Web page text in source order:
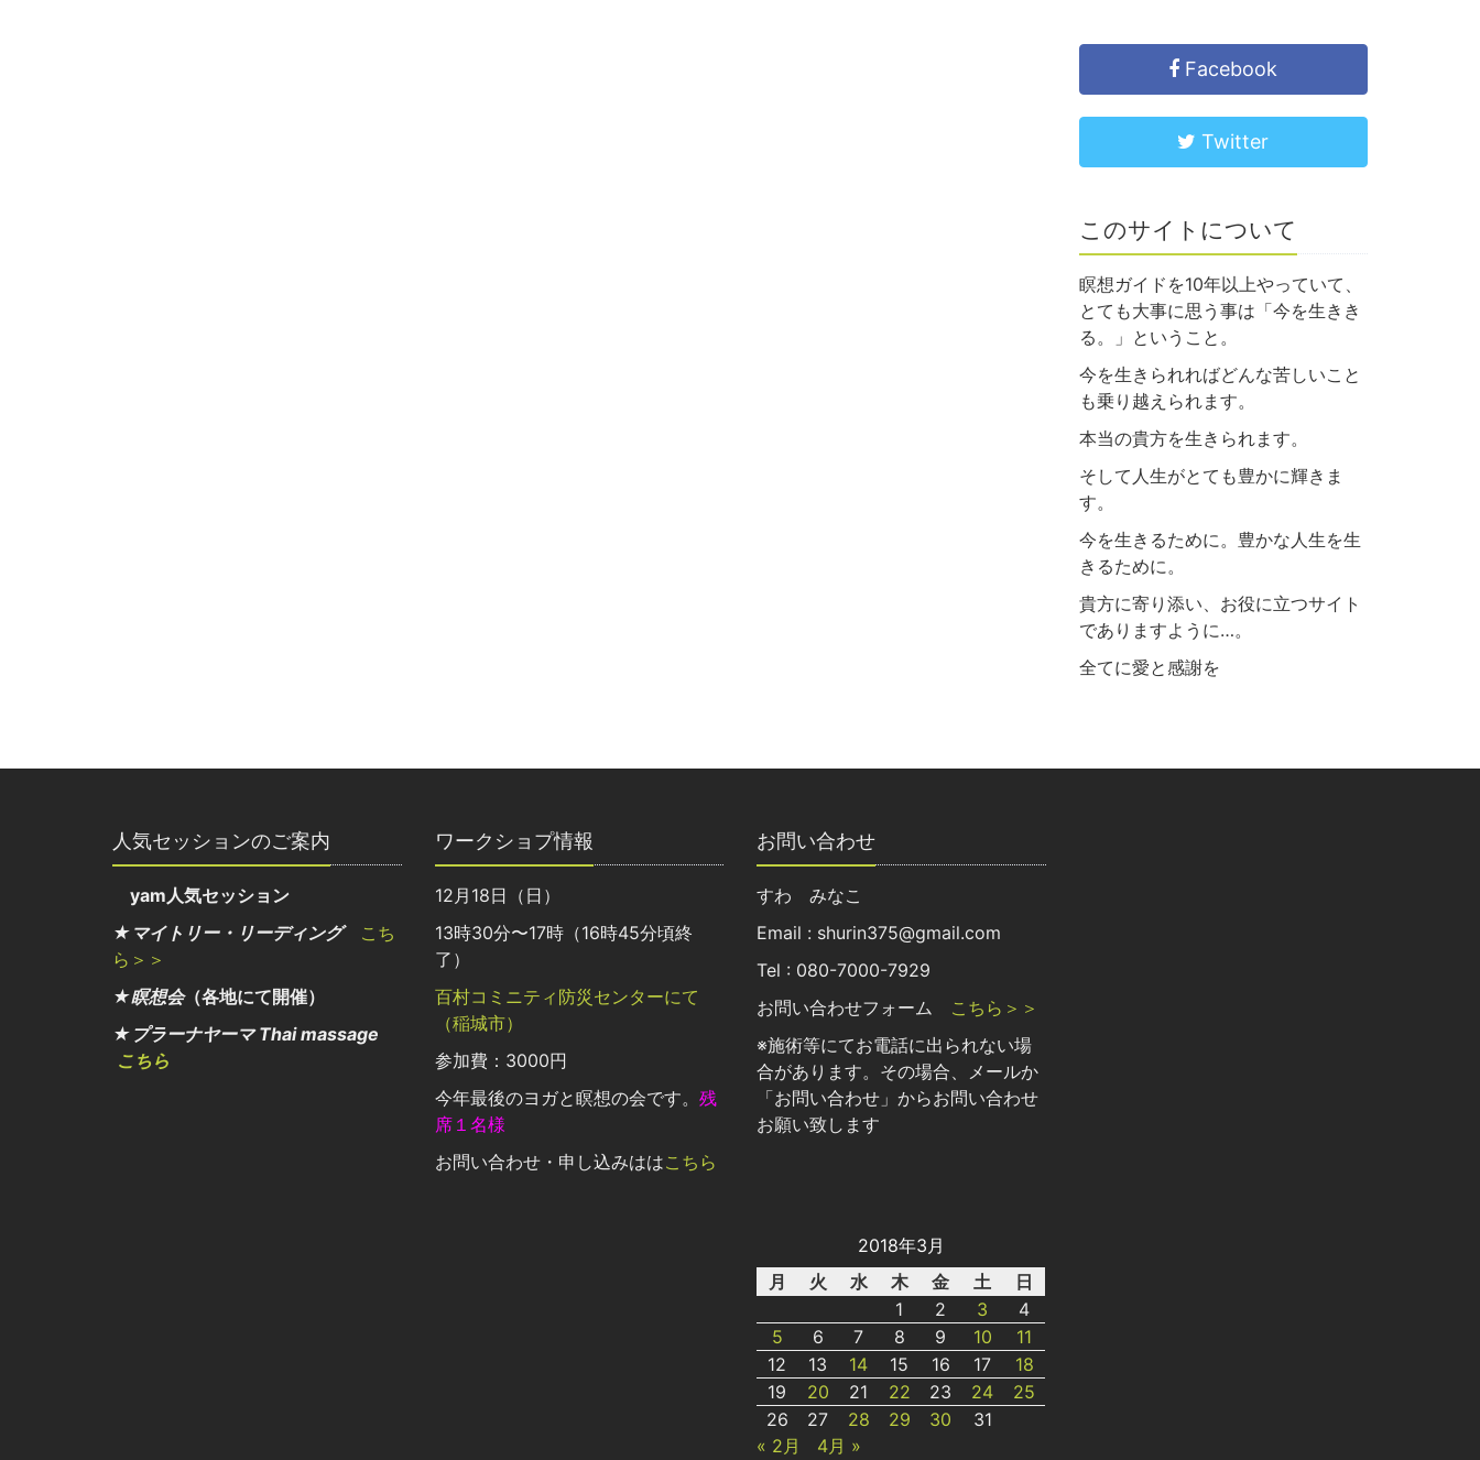
Facebook
Twitter
このサイトについて
瞑想ガイドを10年以上やっていて、
とても大事に思う事は「今を生きき
る。」ということ。
今を生きられればどんな苦しいこと
も乗り越えられます。
本当の貴方を生きられます。
そして人生がとても豊かに輝きま
す。
今を生きるために。豊かな人生を生
きるために。
貴方に寄り添い、お役に立つサイト
でありますように…。
全てに愛と感謝を
人気セッションのご案内
yam人気セッション
★マイトリー・リーディング
こち
ら＞＞
★瞑想会（各地にて開催）
★プラーナヤーマ Thai massage
こちら
ワークショプ情報
12月18日（日）
13時30分〜17時（16時45分頃終
了）
百村コミニティ防災センターにて
（稲城市）
参加費：3000円
今年最後のヨガと瞑想の会です。 残
席１名様
お問い合わせ・申し込みははこちら
お問い合わせ
すわ みなこ
Email : shurin375@gmail.com
Tel : 080-7000-7929
お問い合わせフォーム こちら＞＞
※施術等にてお電話に出られない場
合があります。その場合、メールか
「お問い合わせ」からお問い合わせ
お願い致します
2018年3月
月
火 水 木 金 土
日
1
2 3
4
5
6 7 8 9 10
11
12
13 14 15 16 17
18
19
20 21 22 23 24
25
26
27 28 29 30
31
« 2月
4月 »